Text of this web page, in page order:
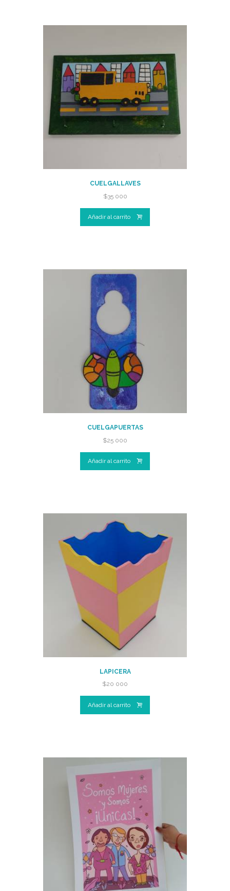
CUELGALLAVES
$35 000
Añadir al carrito
CUELGAPUERTAS
$25 000
Añadir al carrito
LAPICERA
$20 000
Añadir al carrito